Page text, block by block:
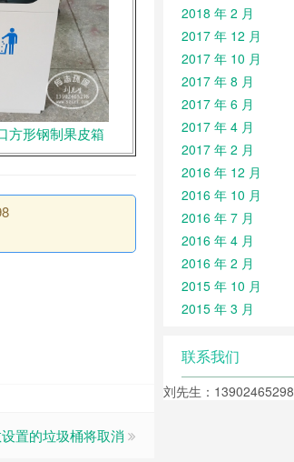
方形钢制果皮箱
置的垃圾桶将取消
2018 年 2 月
2017 年 12 月
2017 年 10 月
2017 年 8 月
2017 年 6 月
2017 年 4 月
2017 年 2 月
2016 年 12 月
2016 年 10 月
2016 年 7 月
2016 年 4 月
2016 年 2 月
2015 年 10 月
2015 年 3 月
联系我们
刘先生：13902465298